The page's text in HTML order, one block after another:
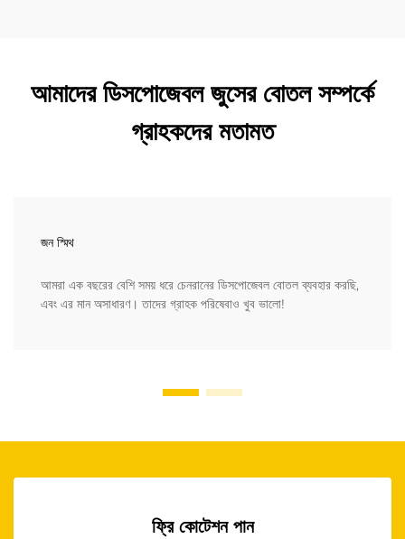
আমাদের ডিসপোজেবল জুসের বোতল সম্পর্কে
গ্রাহকদের মতামত
জন স্মিথ
আমরা এক বছরের বেশি সময় ধরে চেনরানের ডিসপোজেবল বোতল ব্যবহার করছি,
এবং এর মান অসাধারণ। তাদের গ্রাহক পরিষেবাও খুব ভালো!
ফ্রি কোটেশন পান